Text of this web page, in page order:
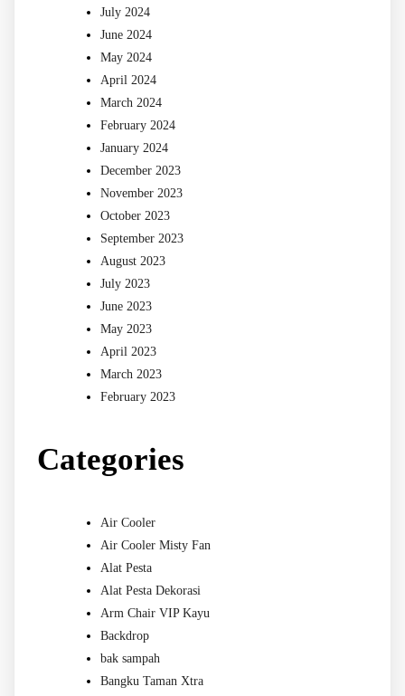
July 2024
June 2024
May 2024
April 2024
March 2024
February 2024
January 2024
December 2023
November 2023
October 2023
September 2023
August 2023
July 2023
June 2023
May 2023
April 2023
March 2023
February 2023
Categories
Air Cooler
Air Cooler Misty Fan
Alat Pesta
Alat Pesta Dekorasi
Arm Chair VIP Kayu
Backdrop
bak sampah
Bangku Taman Xtra